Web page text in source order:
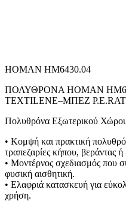
HOMAN HM6430.04
ΠΟΛΥΘΡΟΝΑ HOMAN
TEXTILENE–ΜΠΕΖ
Πολυθρόνα Εξωτερικού
• Κομψή και πρακτική
τραπεζαρίες κήπου, βεράντας
• Μοντέρνος σχεδιασμός που
φυσική αισθητική.
• Ελαφριά κατασκευή για
χρήση.